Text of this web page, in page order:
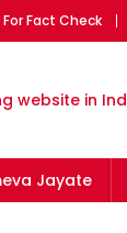
Fact Check
Jayate